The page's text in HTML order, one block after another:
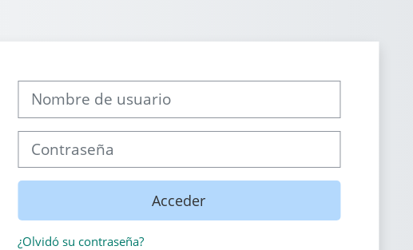
Acceder
¿Olvidó su contraseña?